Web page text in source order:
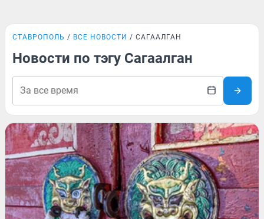
СТАВРОПОЛЬ ВСЕ НОВОСТИ САГААЛГАН
Новости по тэгу Сагаалган